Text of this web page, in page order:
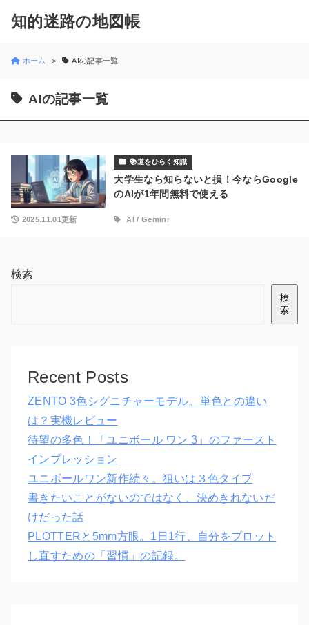
知的迷路の地図帳
ホーム AIの記事一覧
AIの記事一覧
📚道をひらく知識
大学生なら知らないと損！今ならGoogle
のAIが1年間無料で使える
2025.11.01更新 AI / Gemini
検索
検
索
Recent Posts
ZENTO 3色シグニチャーモデル。単色との違い
は？実機レビュー
待望の多色！「ユニボール ワン 3」のファースト
インプレッション
ユニボールワン新作続々。狙いは３色タイプ
書きたいことがないのではなく、決めきれないだ
けだった話
PLOTTERと5mm方眼。1日1行、自分をプロット
し直すための「習慣」の記録。